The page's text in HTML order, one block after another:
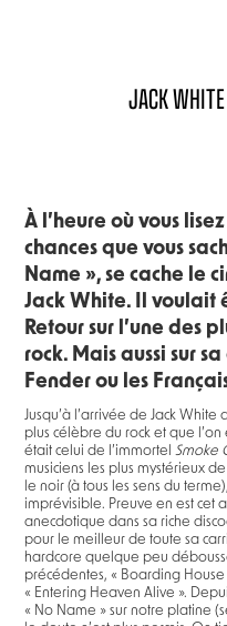
JACK
À l’heure où vous
chances que vous
Name », se cache le
Jack White. Il voulait
Retour sur l’une des
rock. Mais aussi sur
Fender ou les
Jusqu’à l’arrivée de Jack White
plus célèbre du rock et que
était celui de l’immortelSmoke
musiciens les plus mystérieux
le noir (à tous les sens du
imprévisible. Preuve en est cet
anecdotique dans sa riche
pour le meilleur de toute sa
hardcore quelque peu
précédentes, « Boarding House
« Entering Heaven Alive ».
« No Name » sur notre platine